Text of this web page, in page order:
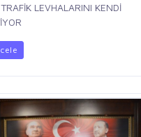
LEVHALARINI KENDİ